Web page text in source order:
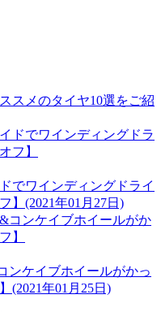
スメのタイヤ10選をご紹
でワインディングドライ
】(2021年01月27日)
ンケイブホイールがかっ
(2021年01月25日)